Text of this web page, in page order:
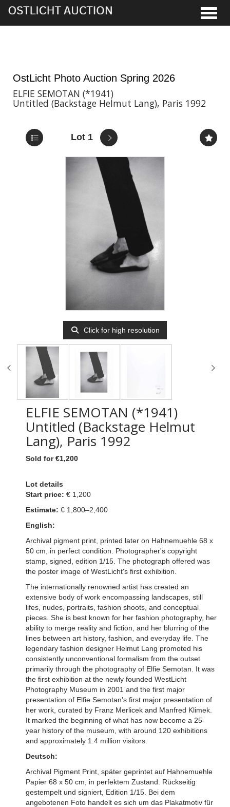
OstLicht Photo Auction Spring 2026
ELFIE SEMOTAN (*1941)
Untitled (Backstage Helmut Lang), Paris 1992
Lot 1
Click for high resolution
ELFIE SEMOTAN (*1941)
Untitled (Backstage Helmut
Lang), Paris 1992
Sold for €1,200
Lot details
Start price: € 1,200
Estimate: € 1,800–2,400
English:
Archival pigment print, printed later on Hahnemuehle 68 x
50 cm, in perfect condition. Photographer's copyright
stamp, signed, edition 1/15. The photograph offered was
the poster image of WestLicht's first exhibition.
The internationally renowned artist has created an
extensive body of work encompassing landscapes, still
lifes, nudes, portraits, fashion shoots, and conceptual
pieces. She is best known for her fashion photography, her
ability to merge reality and fiction, and her blurring of the
lines between art history, fashion, and everyday life. The
legendary fashion designer Helmut Lang promoted his
consistently unconventional formalism from the outset
primarily through the photography of Elfie Semotan. It was
the first exhibition at the newly founded WestLicht
Photography Museum in 2001 and the first major
presentation of Elfie Semotan’s first major presentation of
her work, curated by Franz Merlicek and Manfred Klimek.
It marked the beginning of what has now become a 25-
year history of the museum, with around 120 exhibitions
and approximately 1.4 million visitors.
Deutsch:
Archival Pigment Print, später geprintet auf Hahnemuehle
Papier 68 x 50 cm, in perfektem Zustand. Rückseitig
gestempelt und signiert, Edition 1/15. Bei dem
angebotenen Foto handelt es sich um das Plakatmotiv für